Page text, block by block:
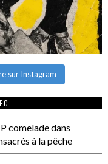
sur Instagram
comeladedans
à la pêche